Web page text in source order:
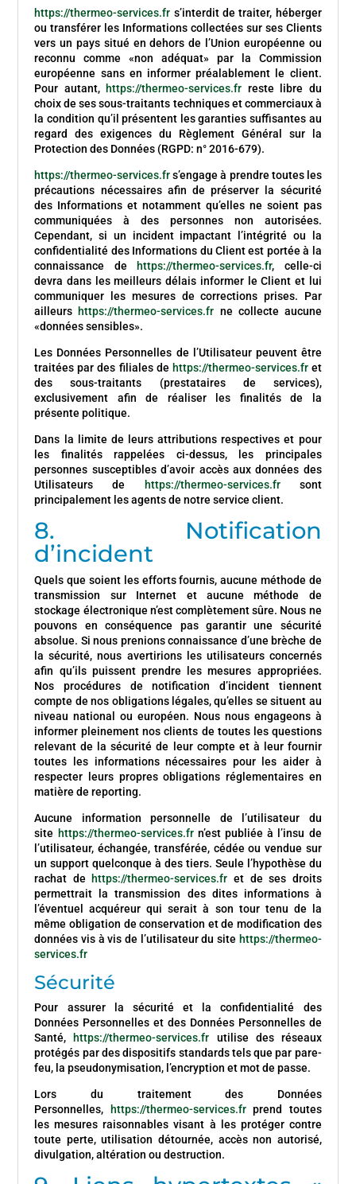
https://thermeo-services.fr s’interdit de traiter, héberger
ou transférer les Informations collectées sur ses Clients
vers un pays situé en dehors de l’Union européenne ou
reconnu comme «non adéquat» par la Commission
européenne sans en informer préalablement le client.
Pour autant, https://thermeo-services.fr reste libre du
choix de ses sous-traitants techniques et commerciaux à
la condition qu’il présentent les garanties suffisantes au
regard des exigences du Règlement Général sur la
Protection des Données (RGPD: n° 2016-679).
https://thermeo-services.fr s’engage à prendre toutes les
précautions nécessaires afin de préserver la sécurité
des Informations et notamment qu’elles ne soient pas
communiquées à des personnes non autorisées.
Cependant, si un incident impactant l’intégrité ou la
confidentialité des Informations du Client est portée à la
connaissance de
https://thermeo-services.fr, celle-ci
devra dans les meilleurs délais informer le Client et lui
communiquer les mesures de corrections prises. Par
ailleurs https://thermeo-services.fr ne collecte aucune
«données sensibles».
Les Données Personnelles de l’Utilisateur peuvent être
traitées par des filiales de https://thermeo-services.fr et
des sous-traitants (prestataires de services),
exclusivement afin de réaliser les finalités de la
présente politique.
Dans la limite de leurs attributions respectives et pour
les finalités rappelées ci-dessus, les principales
personnes susceptibles d’avoir accès aux données des
Utilisateurs de
https://thermeo-services.fr
sont
principalement les agents de notre service client.
8. Notification
d’incident
Quels que soient les efforts fournis, aucune méthode de
transmission sur Internet et aucune méthode de
stockage électronique n’est complètement sûre. Nous ne
pouvons en conséquence pas garantir une sécurité
absolue. Si nous prenions connaissance d’une brèche de
la sécurité, nous avertirions les utilisateurs concernés
afin qu’ils puissent prendre les mesures appropriées.
Nos procédures de notification d’incident tiennent
compte de nos obligations légales, qu’elles se situent au
niveau national ou européen. Nous nous engageons à
informer pleinement nos clients de toutes les questions
relevant de la sécurité de leur compte et à leur fournir
toutes les informations nécessaires pour les aider à
respecter leurs propres obligations réglementaires en
matière de reporting.
Aucune information personnelle de l’utilisateur du
site https://thermeo-services.fr n’est publiée à l’insu de
l’utilisateur, échangée, transférée, cédée ou vendue sur
un support quelconque à des tiers. Seule l’hypothèse du
rachat de
https://thermeo-services.fr et de ses droits
permettrait la transmission des dites informations à
l’éventuel acquéreur qui serait à son tour tenu de la
même obligation de conservation et de modification des
données vis à vis de l’utilisateur du site https://thermeo-
services.fr
Sécurité
Pour assurer la sécurité et la confidentialité des
Données Personnelles et des Données Personnelles de
Santé,
https://thermeo-services.fr
utilise des réseaux
protégés par des dispositifs standards tels que par pare-
feu, la pseudonymisation, l’encryption et mot de passe.
Lors du traitement des Données
Personnelles,
https://thermeo-services.fr prend toutes
les mesures raisonnables visant à les protéger contre
toute perte, utilisation détournée, accès non autorisé,
divulgation, altération ou destruction.